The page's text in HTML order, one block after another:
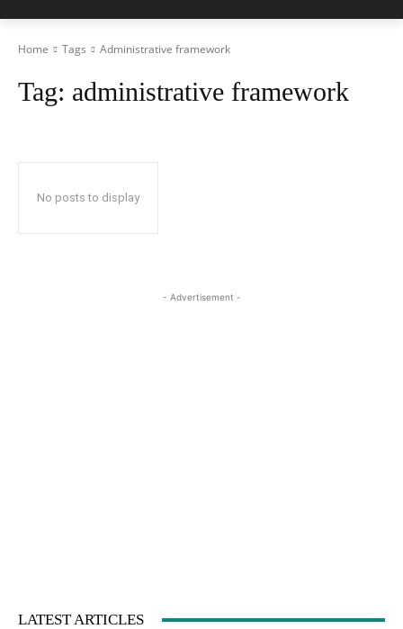
Home Tags Administrative framework
Tag: administrative framework
No posts to display
- Advertisement -
LATEST ARTICLES